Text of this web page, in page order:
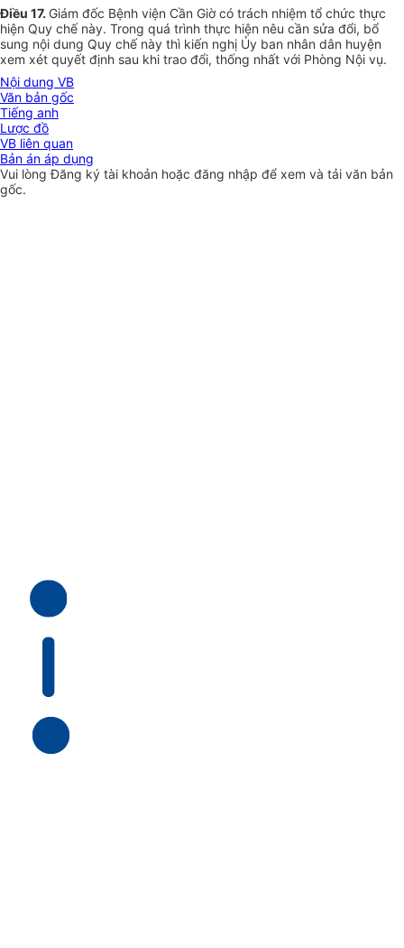
Điều 17. Giám đốc Bệnh viện Cần Giờ có trách nhiệm tổ chức thực
hiện Quy chế này. Trong quá trình thực hiện nêu cần sửa đổi, bổ
sung nội dung Quy chế này thì kiến nghị Ủy ban nhân dân huyện
xem xét quyết định sau khi trao đổi, thống nhất với Phòng Nội vụ.
Nội dung VB
Văn bản gốc
Tiếng anh
Lược đồ
VB liên quan
Bản án áp dụng
Vui lòngĐăng ký tài khoản hoặc đăng nhập để xem và tải văn bản
gốc.